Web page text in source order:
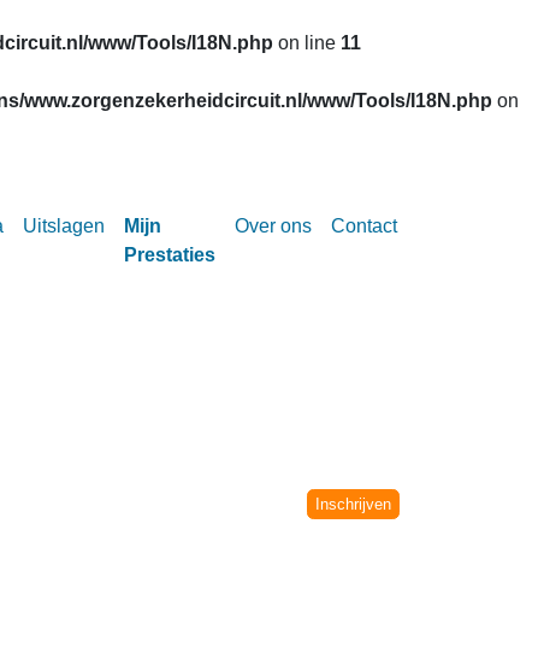
www/Tools/I18N.php on line 11
www.zorgenzekerheidcircuit.nl/www/Tools/I18N.php on
Uitslagen
Mijn
Prestaties
Over ons Contact
Inschrijven